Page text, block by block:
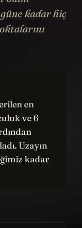
kadar hiç
en
ve 6
Uzayın
kadar